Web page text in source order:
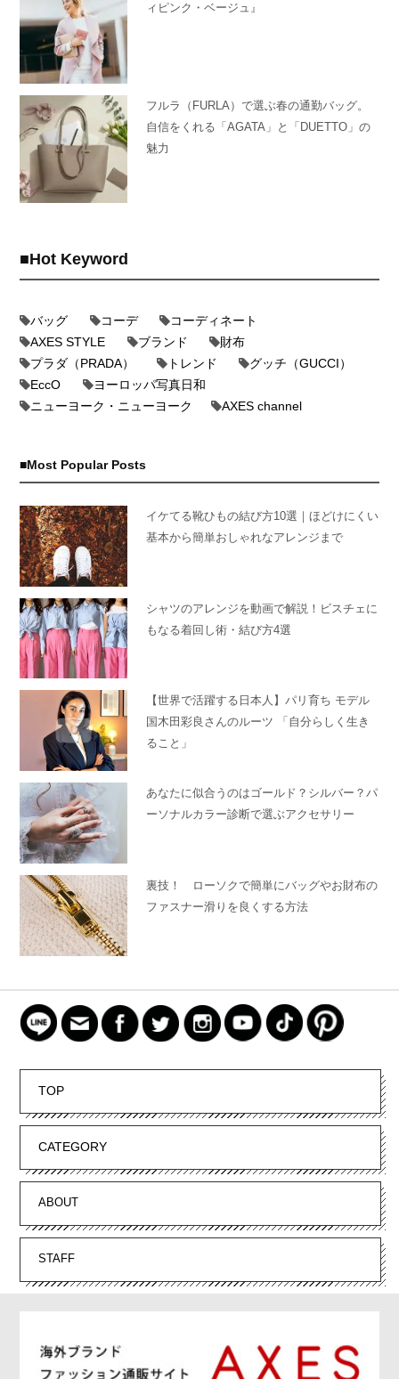
ィピンク・ベージュ』
フルラ（FURLA）で選ぶ春の通勤バッグ。
自信をくれる「AGATA」と「DUETTO」の
魅力
Hot Keyword
バッグ コーデ
コーディネート
AXES STYLE
ブランド
財布
プラダ（PRADA）
トレンド
グッチ（GUCCI）
EccO
ヨーロッパ写真日和
ニューヨーク・ニューヨーク
AXES channel
Most Popular Posts
イケてる靴ひもの結び方10選｜ほどけにくい
基本から簡単おしゃれなアレンジまで
シャツのアレンジを動画で解説！ビスチェに
もなる着回し術・結び方4選
【世界で活躍する日本人】パリ育ち モデル
国木田彩良さんのルーツ 「自分らしく生き
ること」
あなたに似合うのはゴールド？シルバー？パ
ーソナルカラー診断で選ぶアクセサリー
裏技！ ローソクで簡単にバッグやお財布の
ファスナー滑りを良くする方法
TOP
CATEGORY
ABOUT
STAFF